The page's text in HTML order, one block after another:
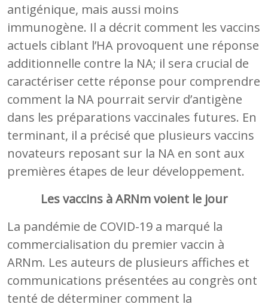
antigénique, mais aussi moins
immunogène. Il a décrit comment les vaccins
actuels ciblant l’HA provoquent une réponse
additionnelle contre la NA; il sera crucial de
caractériser cette réponse pour comprendre
comment la NA pourrait servir d’antigène
dans les préparations vaccinales futures. En
terminant, il a précisé que plusieurs vaccins
novateurs reposant sur la NA en sont aux
premières étapes de leur développement.
Les vaccins à ARNm voient le jour
La pandémie de COVID-19 a marqué la
commercialisation du premier vaccin à
ARNm. Les auteurs de plusieurs affiches et
communications présentées au congrès ont
tenté de déterminer comment la